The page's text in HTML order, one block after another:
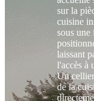
sur la
cuisine
sous une
laissant
l'accès à
Un
de la